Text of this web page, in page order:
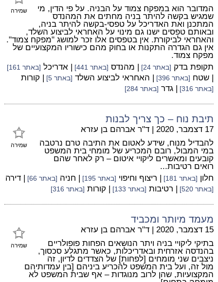
שמירה
המדובר הוא במפקח צמוד על הבניה. על פי הדין, מי
שמגיש בקשה להיתר בניה מחתים את המהנדס
המתכנן ואת האדריכל על טפסי-בקשה להיתר בניה,
ובאותם טפסים ישנו גם מינוי על האחראי לביצוע השלד,
והאחראי לביקורת. אין בטפסים אלו זכר למושג "מפקח צמוד".
אין גם הגדרה התקנות או בחוק מהם כישוריו המקצועיים של
מפקח צמוד.
תקופת בדק [באתר 24] | מהנדס [באתר 441] | אדריכל [באתר 161]
| שטח [באתר 396] | האחראי לביצוע השלד [באתר 5] | קורות
[באתר 316] | גדר [באתר 284]
תיבת נוח – כך צריך לבנות
שמירה
17 דצמבר, 2020 | ד"ר אברהם בן עזרא
להבדיל מנוח, שידע לאטום את התיבה טרם נרטבה
במי המבול, רובם המכריע של מומחי בית המשפט
קובעים ומאשרים ליקויי איטום – רק לאחר שהם
רואים רטיבות...
חלון [באתר 181] | ריצוף וחיפוי [באתר 195] | חניה [באתר 66] | דירה
[באתר 520] | רטיבות [באתר 133] | קורות [באתר 316]
מעמד מיותר ומכביד
שמירה
15 דצמבר, 2020 | ד"ר אברהם בן עזרא
בתיקי ליקויי בניה ויתר הנושאים הפחות פופולריים
בהנדסה אזרחית ובאדריכלות, כאשר מתגלע סכסוך,
ניצבים שני מומחים [לפחות] של הצדדים לדיון, זה
מול זה, ועל בית המשפט להכריע ביניהם [בין עמדותיהם
המקצועיות, שהן לרוב מנוגדות – אף שבית המשפט לא